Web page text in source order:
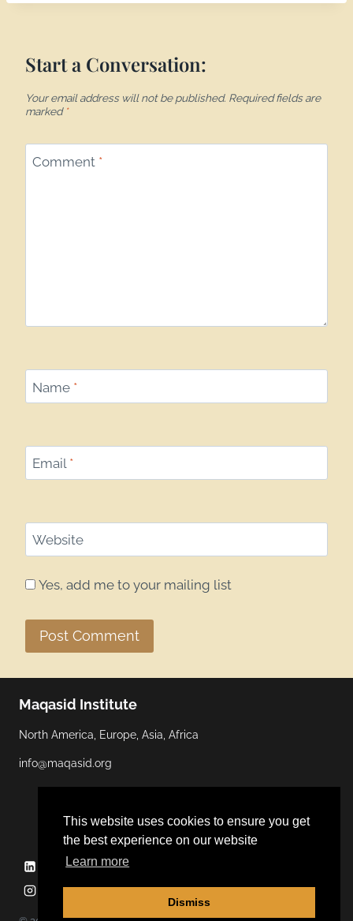
This website uses cookies to ensure you get
the best experience on our website
Learn more
Dismiss
Start a Conversation:
Your email address will not be published. Required fields are
marked *
Comment *
Name *
Email *
Website
Yes, add me to your mailing list
Maqasid Institute
North America, Europe, Asia, Africa
info@maqasid.org
Linkedin YouTube
Instagram